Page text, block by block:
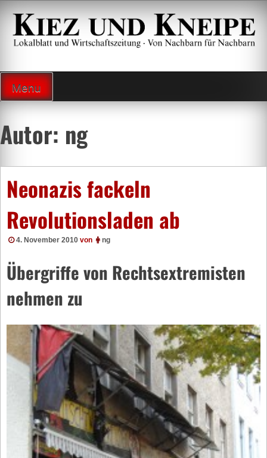
Zum
Inhalt
springen
Menu
Autor: ng
Neonazis fackeln
Revolutionsladen ab
4. November 2010 von ng
Übergriffe von Rechtsextremisten
nehmen zu